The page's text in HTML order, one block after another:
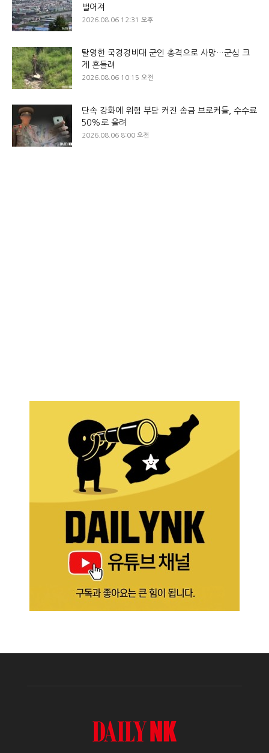
벌어져
2026.08.06 12:31 오후
탈영한 국경경비대 군인 총격으로 사망…군심 크
게 흔들려
2026.08.06 10:15 오전
단속 강화에 위험 부담 커진 송금 브로커들, 수수료
50%로 올려
2026.08.06 8:00 오전